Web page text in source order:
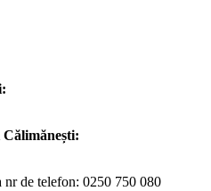
nr de telefon: 0250 750 080